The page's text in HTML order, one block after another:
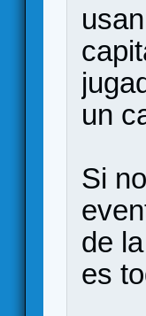
un
Si
de
es